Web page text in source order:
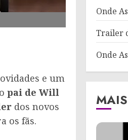
e um
pai de Will
dos novos
os fãs.
Onde
Trailer
Onde